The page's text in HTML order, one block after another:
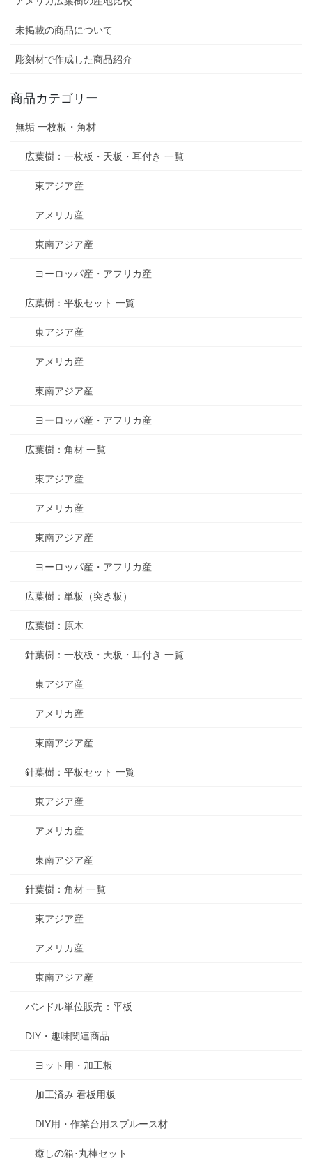
未掲載の商品について
彫刻材で作成した商品紹介
商品カテゴリー
無垢 一枚板・角材
広葉樹：一枚板・天板・耳付き 一覧
東アジア産
アメリカ産
東南アジア産
ヨーロッパ産・アフリカ産
広葉樹：平板セット 一覧
東アジア産
アメリカ産
東南アジア産
ヨーロッパ産・アフリカ産
広葉樹：角材 一覧
東アジア産
アメリカ産
東南アジア産
ヨーロッパ産・アフリカ産
広葉樹：単板（突き板）
広葉樹：原木
針葉樹：一枚板・天板・耳付き 一覧
東アジア産
アメリカ産
東南アジア産
針葉樹：平板セット 一覧
東アジア産
アメリカ産
東南アジア産
針葉樹：角材 一覧
東アジア産
アメリカ産
東南アジア産
バンドル単位販売：平板
DIY・趣味関連商品
ヨット用・加工板
加工済み 看板用板
DIY用・作業台用スプルース材
癒しの箱･丸棒セット